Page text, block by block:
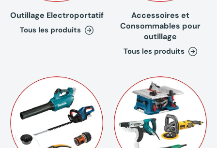
Outillage Electroportatif
Tous les produits
Accessoires et
Consommables pour
outillage
Tous les produits